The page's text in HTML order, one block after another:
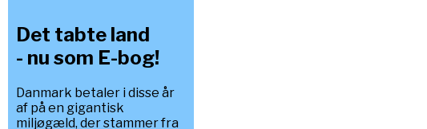
Det tabte land
- nu som E-bog!
Danmark betaler i disse år
af på en gigantisk
miljøgæld, der stammer fra